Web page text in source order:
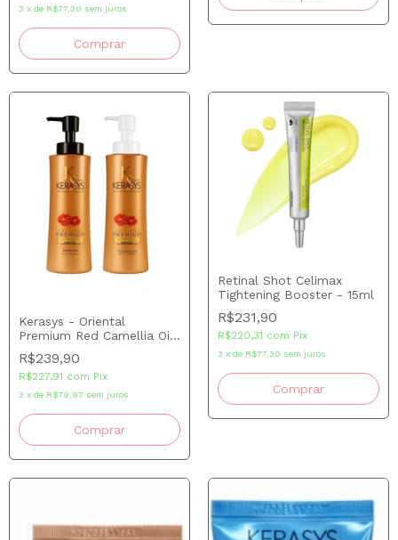
3 x de R$77,30 sem juros
Kerasys - Oriental
Premium Red Camellia Oil
EX Intensive Repair
Shampoo + Condicionador
600ml
R$239,90
R$227,91 com Pix
3 x de R$79,97 sem juros
Retinal Shot Celimax
Tightening Booster - 15ml
R$231,90
R$220,31 com Pix
3 x de R$77,30 sem juros